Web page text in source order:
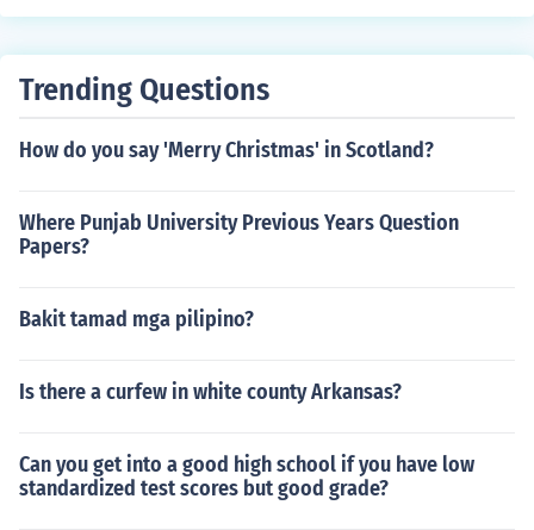
hism sa rehiyon. Ang kanilang arkitektura at sining ay n
a larangan ng agrikultura, partikular na sa pag-aani ng
Trending Questions
How do you say 'Merry Christmas' in Scotland?
Where Punjab University Previous Years Question
Papers?
Bakit tamad mga pilipino?
Is there a curfew in white county Arkansas?
Can you get into a good high school if you have low
standardized test scores but good grade?